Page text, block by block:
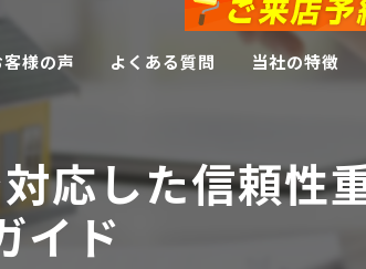
ーム
客様の声 よくある質問 当社の特徴
屋根
応した信頼性
イド